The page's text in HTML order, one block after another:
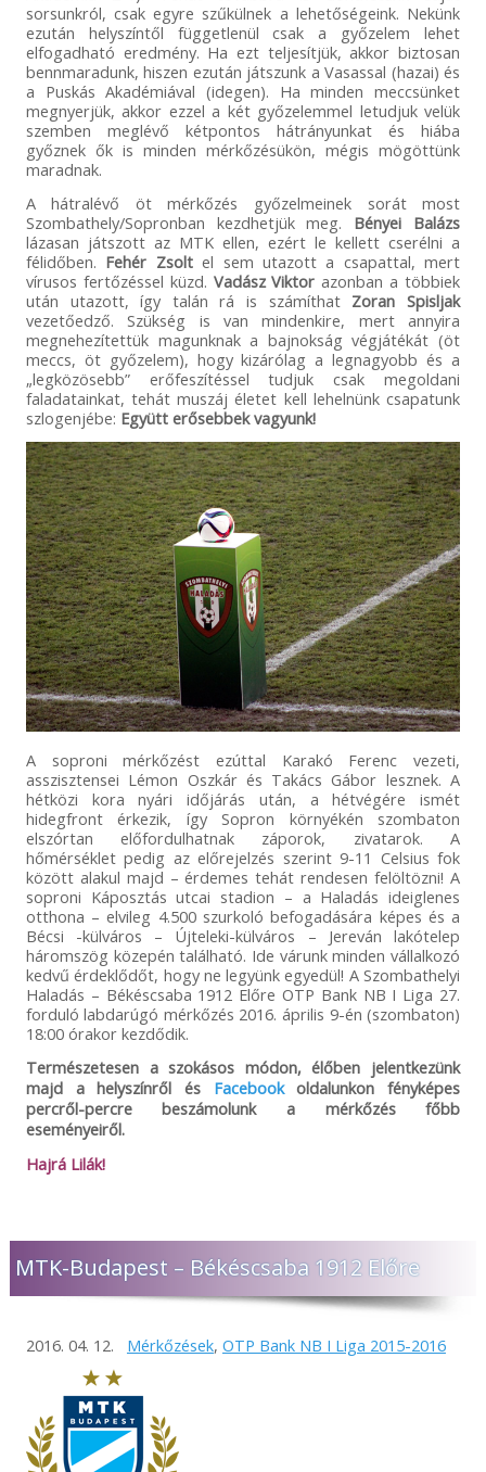
sorsunkról, csak egyre szűkülnek a lehetőségeink. Nekünk
ezután helyszíntől függetlenül csak a győzelem lehet
elfogadható eredmény. Ha ezt teljesítjük, akkor biztosan
bennmaradunk, hiszen ezután játszunk a Vasassal (hazai) és
a Puskás Akadémiával (idegen). Ha minden meccsünket
megnyerjük, akkor ezzel a két győzelemmel letudjuk velük
szemben meglévő kétpontos hátrányunkat és hiába
győznek ők is minden mérkőzésükön, mégis mögöttünk
maradnak.
A hátralévő öt mérkőzés győzelmeinek sorát most
Szombathely/Sopronban kezdhetjük meg. Bényei Balázs
lázasan játszott az MTK ellen, ezért le kellett cserélni a
félidőben. Fehér Zsoltel sem utazott a csapattal, mert
vírusos fertőzéssel küzd. Vadász Viktor azonban a többiek
után utazott, így talán rá is számíthat Zoran Spisljak
vezetőedző. Szükség is van mindenkire, mert annyira
megnehezítettük magunknak a bajnokság végjátékát (öt
meccs, öt győzelem), hogy kizárólag a legnagyobb és a
„legközösebb” erőfeszítéssel tudjuk csak megoldani
faladatainkat, tehát muszáj életet kell lehelnünk csapatunk
szlogenjébe: Együtt erősebbek vagyunk!
A soproni mérkőzést ezúttal Karakó Ferenc vezeti,
asszisztensei Lémon Oszkár és Takács Gábor lesznek. A
hétközi kora nyári időjárás után, a hétvégére ismét
hidegfront érkezik, így Sopron környékén szombaton
elszórtan előfordulhatnak záporok, zivatarok. A
hőmérséklet pedig az előrejelzés szerint 9-11 Celsius fok
között alakul majd – érdemes tehát rendesen felöltözni! A
soproni Káposztás utcai stadion – a Haladás ideiglenes
otthona – elvileg 4.500 szurkoló befogadására képes és a
Bécsi -külváros – Újteleki-külváros – Jereván lakótelep
háromszög közepén található. Ide várunk minden vállalkozó
kedvű érdeklődőt, hogy ne legyünk egyedül! A Szombathelyi
Haladás – Békéscsaba 1912 Előre OTP Bank NB I Liga 27.
forduló labdarúgó mérkőzés 2016. április 9-én (szombaton)
18:00 órakor kezdődik.
Természetesen a szokásos módon, élőben jelentkezünk
majd a helyszínről és Facebookoldalunkon fényképes
percről-percre beszámolunk a mérkőzés főbb
eseményeiről.
Hajrá Lilák!
MTK-Budapest – Békéscsaba 1912 Előre
2016. 04. 12. Mérkőzések, OTP Bank NB I Liga 2015-2016